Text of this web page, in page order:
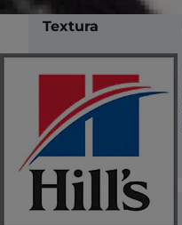
Textura
Color
Cuidados